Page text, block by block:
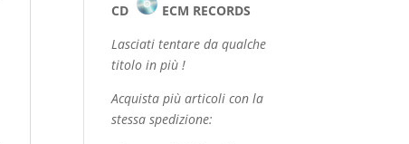
CD
ECM RECORDS
Lasciati tentare da qualche
titolo in più !
Acquista più articoli con la
stessa spedizione: